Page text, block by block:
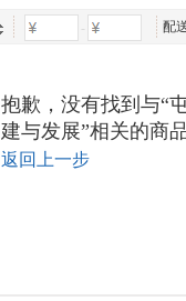
- 配
抱歉，没有找到与“
建与发展”相关的商
返回上一步